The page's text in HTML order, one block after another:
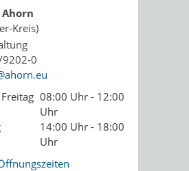
Kreis)
0
08:00 Uhr - 12:00
Uhr
14:00 Uhr - 18:00
Uhr